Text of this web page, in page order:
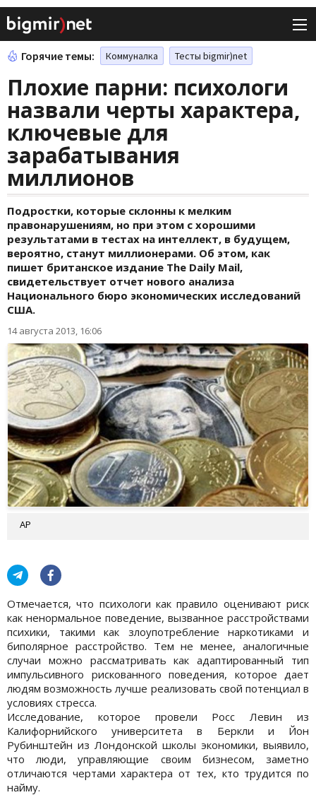
Горячие темы: Коммуналка Тесты bigmir)net
Плохие парни: психологи
назвали черты характера,
ключевые для
зарабатывания
миллионов
Подростки, которые склонны к мелким
правонарушениям, но при этом с хорошими
результатами в тестах на интеллект, в будущем,
вероятно, станут миллионерами. Об этом, как
пишет британское издание The Daily Mail,
свидетельствует отчет нового анализа
Национального бюро экономических исследований
США.
14 августа 2013, 16:06
АР
Отмечается, что психологи как правило оценивают риск
как ненормальное поведение, вызванное расстройствами
психики, такими как злоупотребление наркотиками и
биполярное расстройство. Тем не менее, аналогичные
случаи можно рассматривать как адаптированный тип
импульсивного рискованного поведения, которое дает
людям возможность лучше реализовать свой потенциал в
условиях стресса.
Исследование, которое провели Росс Левин из
Калифорнийского университета в Беркли и Йон
Рубинштейн из Лондонской школы экономики, выявило,
что люди, управляющие своим бизнесом, заметно
отличаются чертами характера от тех, кто трудится по
найму.